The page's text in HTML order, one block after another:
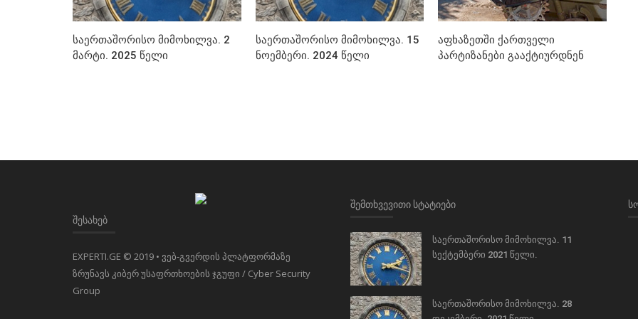
საერთაშორისო მიმოხილვა. 2
მარტი. 2025 წელი
საერთაშორისო მიმოხილვა. 15
ნოემბერი. 2024 წელი
აფხაზეთში ქართველი
პარტიზანები გააქტიურდნენ
ᲨᲔᲡᲐᲮᲔᲑ
EXPERTI.GE © 2019 • ვებ-გვერდის პლატფორმაზე
ზრუნავს კიბერ უსაფრთხოების ჯგუფი / Cyber Security
Group
ᲨᲔᲛᲗᲮᲕᲔᲕᲘᲗᲘ ᲡᲢᲐᲢᲘᲔᲑᲘ
საერთაშორისო მიმოხილვა. 11
სექტემბერი 2021 წელი.
საერთაშორისო მიმოხილვა. 28